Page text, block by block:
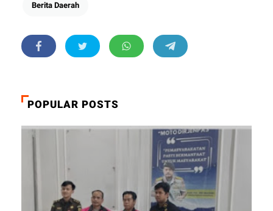
Berita Daerah
POPULAR POSTS